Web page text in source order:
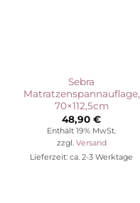
Sebra
Matratzenspannauflage,
70×112,5cm
48,90 €
Enthält 19% MwSt.
zzgl. Versand
Lieferzeit: ca. 2-3 Werktage